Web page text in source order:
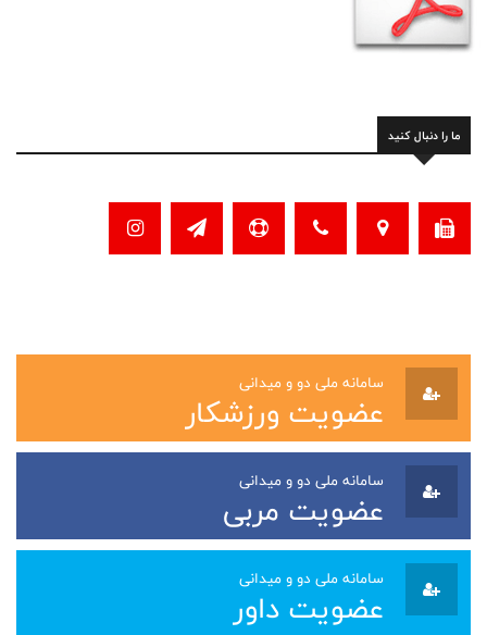
ما را دنبال کنید
سامانه ملی دو و میدانی
عضویت ورزشکار
سامانه ملی دو و میدانی
عضویت مربی
سامانه ملی دو و میدانی
عضویت داور